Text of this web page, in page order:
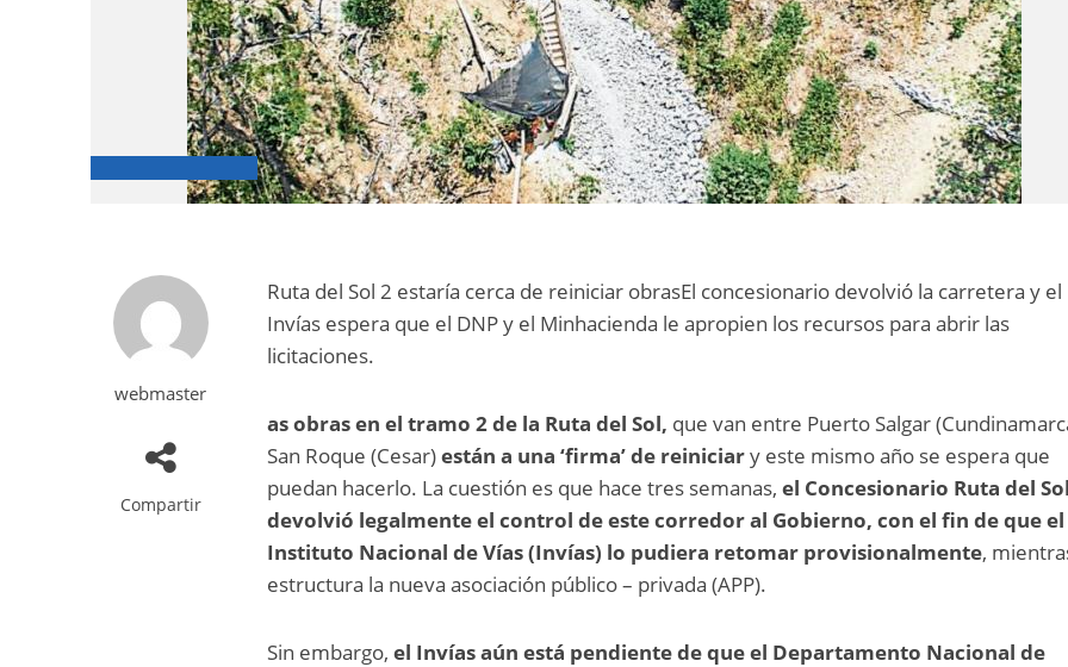
webmaster
Compartir
Ruta del Sol 2 estaría cerca de reiniciar obrasEl concesionario devolvió la carretera y el
Invías espera que el DNP y el Minhacienda le apropien los recursos para abrir las
licitaciones.
as obras en el tramo 2 de la Ruta del Sol, que van entre Puerto Salgar
San Roque (Cesar)están a una ‘firma’ de reiniciary este mismo año se espera que
puedan hacerlo. La cuestión es que hace tres semanas,el Concesionario Ruta del Sol
devolvió legalmente el control de este corredor al Gobierno, con el fin de que el
Instituto Nacional de Vías (Invías) lo pudiera retomar provisionalmente,
estructura la nueva asociación público – privada (APP).
Sin embargo,el Invías aún está pendiente de que el Departamento Nacional de